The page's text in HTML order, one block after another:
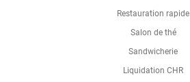
Restauration rapide
Salon de thé
Sandwicherie
Liquidation CHR